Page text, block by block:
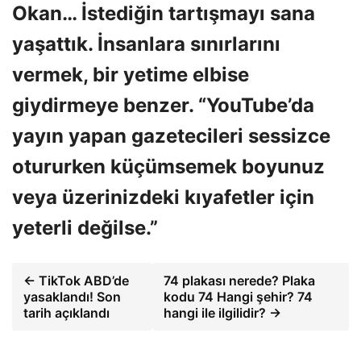
Okan… İstediğin tartışmayı sana
yaşattık. İnsanlara sınırlarını
vermek, bir yetime elbise
giydirmeye benzer. “YouTube’da
yayın yapan gazetecileri sessizce
otururken küçümsemek boyunuz
veya üzerinizdeki kıyafetler için
yeterli değilse.”
← TikTok ABD’de
yasaklandı! Son
tarih açıklandı
74 plakası nerede? Plaka
kodu 74 Hangi şehir? 74
hangi ile ilgilidir? →